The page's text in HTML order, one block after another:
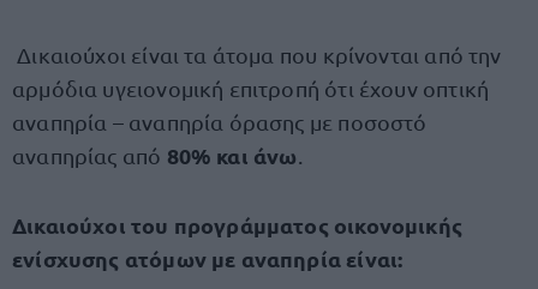
Δικαιούχοι είναι τα άτομα που κρίνονται από την
αρμόδια υγειονομική επιτροπή ότι έχουν οπτική
αναπηρία – αναπηρία όρασης με ποσοστό
αναπηρίας από 80% και άνω
Δικαιούχοι του προγράμματος οικονομικής
ενίσχυσης ατόμων με αναπηρία είναι: